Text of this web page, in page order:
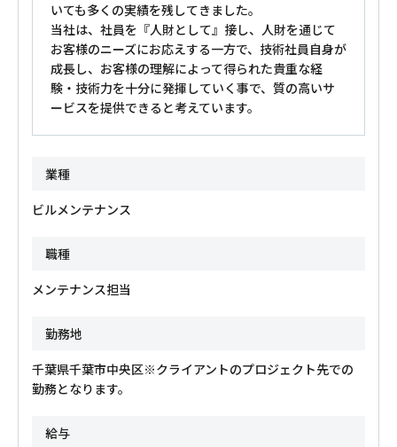
いても多くの実績を残してきました。
当社は、社員を『人財として』接し、人財を通じて
お客様のニーズにお応えする一方で、技術社員自身が
成長し、お客様の理解によって得られた貴重な経
験・技術力を十分に発揮していく事で、質の高いサ
ービスを提供できると考えています。
業種
ビルメンテナンス
職種
メンテナンス担当
勤務地
千葉県千葉市中央区※クライアントのプロジェクト先での
勤務となります。
給与